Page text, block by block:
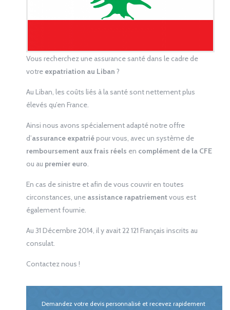
Vous recherchez une assurance santé dans le cadre de
votre expatriation au Liban ?
Au Liban, les coûts liés à la santé sont nettement plus
élevés qu’en France.
Ainsi nous avons spécialement adapté notre offre
d’assurance expatriépour vous, avec un système de
remboursement aux frais réels en complément de la CFE
ou au premier euro
En cas de sinistre et afin de vous couvrir en toutes
circonstances, une assistance rapatriementvous est
également fournie.
Au 31 Décembre 2014, il y avait 22 121 Français inscrits au
consulat.
Contactez nous !
Demandez votre devis personnalisé et recevez rapidement